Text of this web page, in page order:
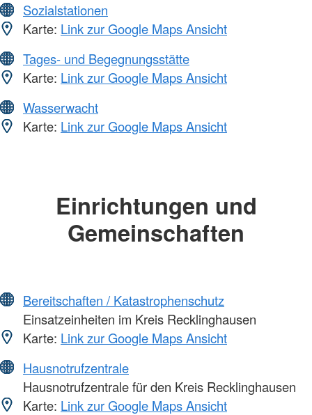
Sozialstationen
Karte: Link zur Google Maps Ansicht
Tages- und Begegnungsstätte
Karte: Link zur Google Maps Ansicht
Wasserwacht
Karte: Link zur Google Maps Ansicht
Einrichtungen und
Gemeinschaften
Bereitschaften / Katastrophenschutz
Einsatzeinheiten im Kreis Recklinghausen
Karte: Link zur Google Maps Ansicht
Hausnotrufzentrale
Hausnotrufzentrale für den Kreis Recklinghausen
Karte: Link zur Google Maps Ansicht